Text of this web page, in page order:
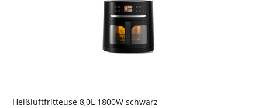
Heißluftfritteuse 8,0L 1800W schwarz